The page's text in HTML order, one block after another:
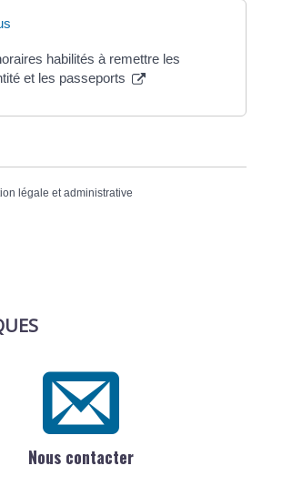
habilités à remettre les
et les passeports
légale et administrative
Nous contacter